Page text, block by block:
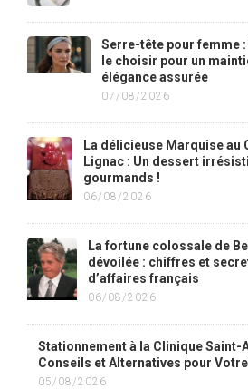
Serre-tête pour femme
le choisir pour un
élégance assurée
07/08/2026
La délicieuse Marquise au
Lignac : Un dessert
gourmands !
06/08/2026
La fortune colossale de
dévoilée : chiffres et
d’affaires français
06/08/2026
Stationnement à la Clinique Saint-
Conseils et Alternatives pour
05/08/2026